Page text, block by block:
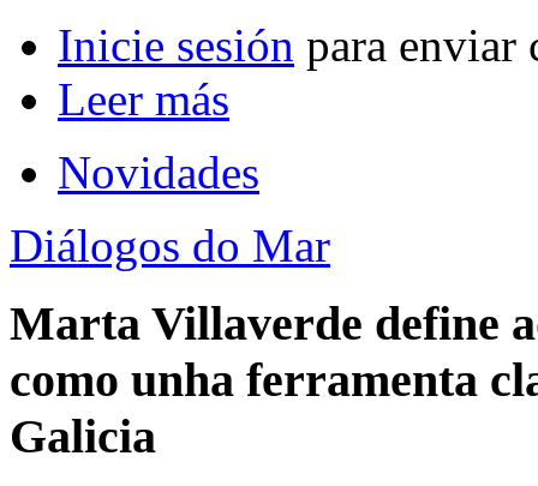
Inicie sesión para enviar
Leer más
Novidades
Diálogos do Mar
Marta Villaverde define
como unha ferramenta
Galicia